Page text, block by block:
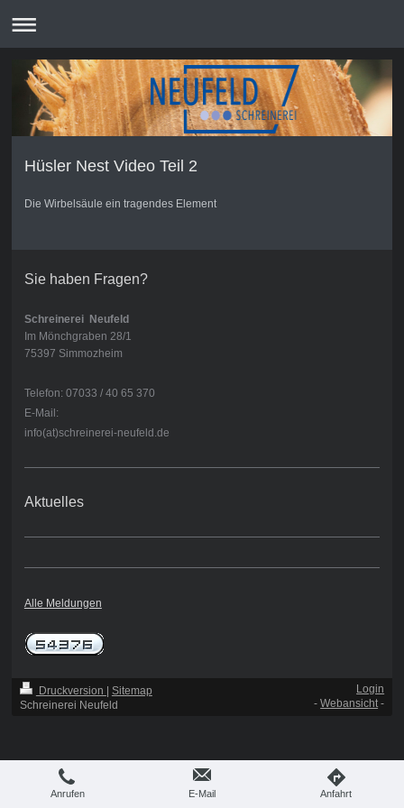
Hüsler Nest Video Teil 2
Die Wirbelsäule ein tragendes Element
Sie haben Fragen?
Schreinerei Neufeld
Im Mönchgraben 28/1
75397 Simmozheim
Telefon: 07033 / 40 65 370
E-Mail:
info(at)schreinerei-neufeld.de
Aktuelles
Alle Meldungen
Druckversion
Sitemap
Schreinerei Neufeld
Login
-Webansicht-
Anrufen E-Mail Anfahrt